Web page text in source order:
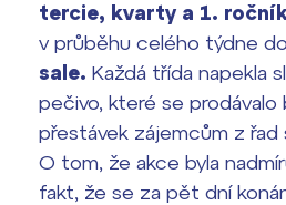
Zahraniční stipendia
ČAG studentský
Maturitní témata
Pomoc! Mám problém!
tercie, kvarty a 1.
v průběhu celého týdne
sale. Každá třída napekla
pečivo, které se prodávalo
přestávek zájemcům z
O tom, že akce byla
fakt, že se za pět dní